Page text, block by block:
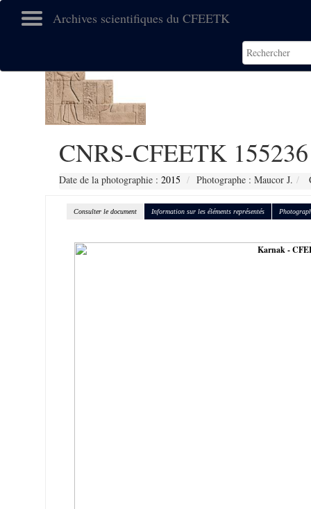
Archives scientifiques du CFEETK
CNRS-CFEETK 155236
Date de la photographie : 2015 Photographe : Maucor J.
Consulter le document Information sur les éléments représentés